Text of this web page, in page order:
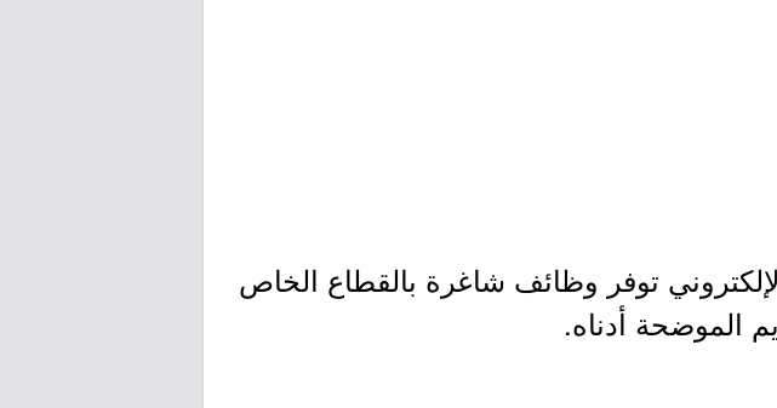
توفر وظائف شاغرة بالقطاع الخاص
الموضحة أدناه.